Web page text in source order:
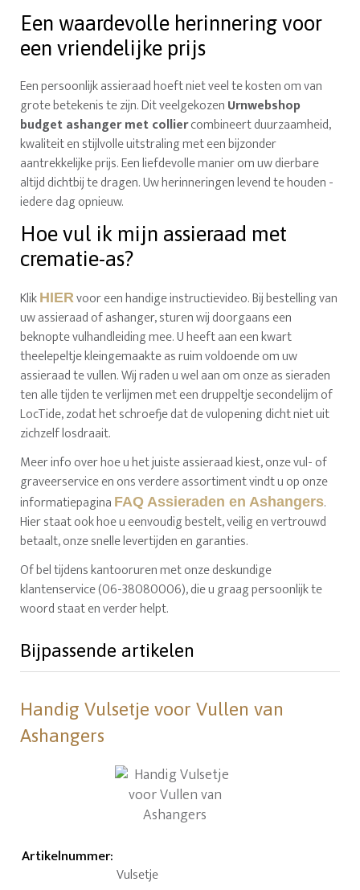
Een waardevolle herinnering voor
een vriendelijke prijs
Een persoonlijk assieraad hoeft niet veel te kosten om van
grote betekenis te zijn. Dit veelgekozenUrnwebshop
budget ashanger met colliercombineert duurzaamheid,
kwaliteit en stijlvolle uitstraling met een bijzonder
aantrekkelijke prijs. Een liefdevolle manier om uw dierbare
altijd dichtbij te dragen. Uw herinneringen levend te houden -
iedere dag opnieuw.
Hoe vul ik mijn assieraad met
crematie-as?
Klik HIERvoor een handige instructievideo. Bij bestelling van
uw assieraad of ashanger, sturen wij doorgaans een
beknopte vulhandleiding mee. U heeft aan een kwart
theelepeltje kleingemaakte as ruim voldoende om uw
assieraad te vullen. Wij raden u wel aan om onze as sieraden
ten alle tijden te verlijmen met een druppeltje secondelijm of
LocTide, zodat het schroefje dat de vulopening dicht niet uit
zichzelf losdraait.
Meer info over hoe u het juiste assieraad kiest, onze vul- of
graveerservice en ons verdere assortiment vindt u op onze
informatiepagina FAQ Assieraden en Ashangers.
Hier staat ook hoe u eenvoudig bestelt, veilig en vertrouwd
betaalt, onze snelle levertijden en garanties.
Of bel tijdens kantooruren met onze deskundige
klantenservice (06-38080006), die u graag persoonlijk te
woord staat en verder helpt.
Bijpassende artikelen
Handig Vulsetje voor Vullen van
Ashangers
Artikelnummer:
Vulsetje